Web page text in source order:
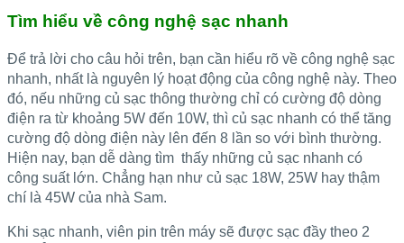
Tìm hiểu về công nghệ sạc nhanh
Để trả lời cho câu hỏi trên, bạn cần hiểu rõ về công nghệ sạc
nhanh, nhất là nguyên lý hoạt động của công nghệ này. Theo
đó, nếu những củ sạc thông thường chỉ có cường độ dòng
điện ra từ khoảng 5W đến 10W, thì củ sạc nhanh có thể tăng
cường độ dòng điện này lên đến 8 lần so với bình thường.
Hiện nay, bạn dễ dàng tìm thấy những củ sạc nhanh có
công suất lớn. Chẳng hạn như củ sạc 18W, 25W hay thậm
chí là 45W của nhà Sam.
Khi sạc nhanh, viên pin trên máy sẽ được sạc đầy theo 2